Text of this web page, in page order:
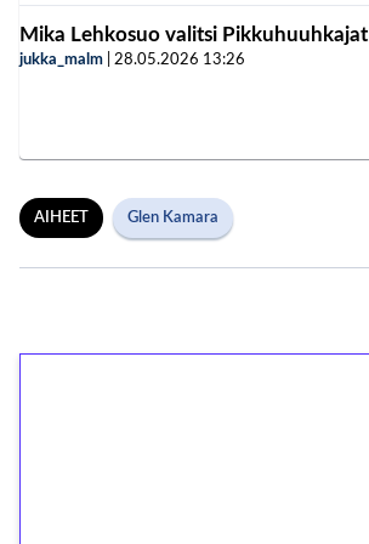
Mika Lehkosuo valitsi Pikkuhuuhkajat
jukka_malm 28.05.2026 13:26
AIHEET Glen Kamara